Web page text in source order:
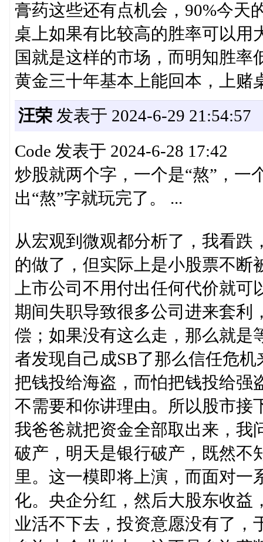
膏药这些还有点机会，90%今天
桌上如果有比较高的胜率可以用
国就是这样的市场，而明知胜
黄金三十年基本上能回本，上赌
汪荣发表于 2024-6-29 21:54:57
Code 发表于 2024-6-28 17:42
炒股就两个字，一个是“熬”，一
出“熬”字就玩完了。 ...
从宏观到微观都分析了，我看跌
的做了，但实际上是小股票不断
上市公司不用付出任何代价就
期间失职导致很多公司进来套利
偿；如果没有这么走，那么就是
者发现自己成SB了那么信任危
把钱投给海盗，而怕把钱投给强
不需要和你讲理由。所以股市接
我爸爸就把资金全部取出来，我
破产，明天是银行破产，既然不
里。这一模即将上演，而面对一
化。央企分红，然后大股东收益
业活不下去，投资意愿没有了，